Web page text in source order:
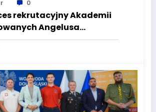
0
rekrutacyjny Akademii
Angelusa
bije rekordy, ale Ty
– weź udział w II